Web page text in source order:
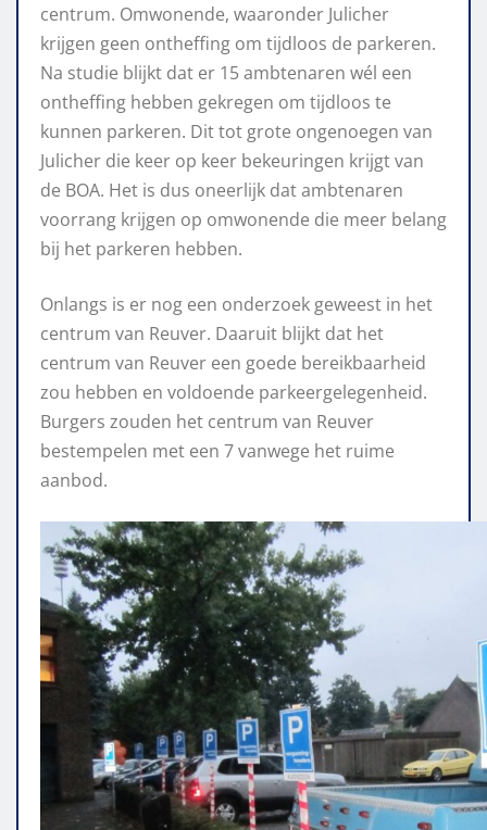
centrum. Omwonende, waaronder Julicher
krijgen geen ontheffing om tijdloos de parkeren.
Na studie blijkt dat er 15 ambtenaren wél een
ontheffing hebben gekregen om tijdloos te
kunnen parkeren. Dit tot grote ongenoegen van
Julicher die keer op keer bekeuringen krijgt van
de BOA. Het is dus oneerlijk dat ambtenaren
voorrang krijgen op omwonende die meer belang
bij het parkeren hebben.
Onlangs is er nog een onderzoek geweest in het
centrum van Reuver. Daaruit blijkt dat het
centrum van Reuver een goede bereikbaarheid
zou hebben en voldoende parkeergelegenheid.
Burgers zouden het centrum van Reuver
bestempelen met een 7 vanwege het ruime
aanbod.